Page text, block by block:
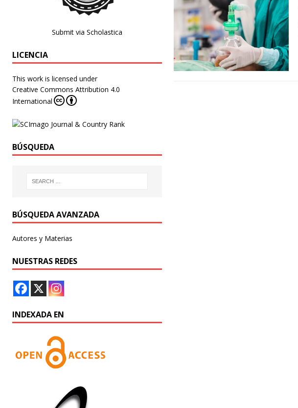
Submit via Scholastica
LICENCIA
This work is licensed under
Creative Commons Attribution 4.0
International
BÚSQUEDA
BÚSQUEDA AVANZADA
Autores y Materias
NUESTRAS REDES
INDEXADA EN